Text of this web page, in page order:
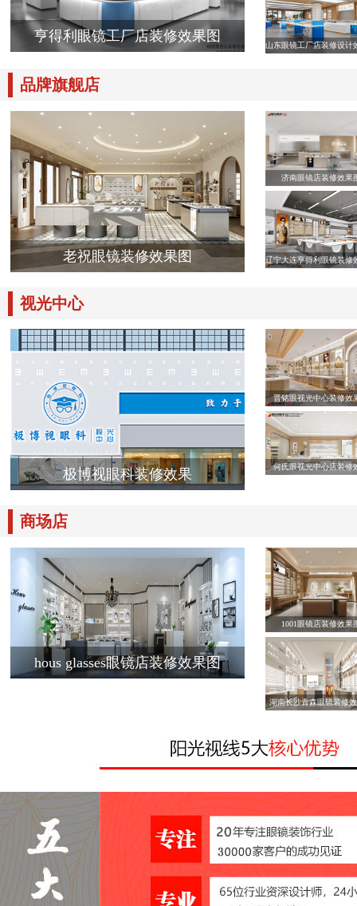
亨得利眼镜工厂店装修效果图
山东眼镜工厂店装修设计
品牌旗舰店
老祝眼镜装修效果图
济南眼镜店装修效果
辽宁大连亨得利眼镜装修
视光中心
极博视眼科装修效果
晋铭眼视光中心装修效
何氏眼视光中心店装修
商场店
hous glasses眼镜店装修效果图
1001眼镜店装修效果
湖南长沙青森眼镜装修